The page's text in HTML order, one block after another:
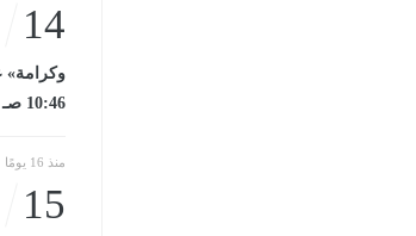
14
10:46 صـ
منذ 16 يومًا
15